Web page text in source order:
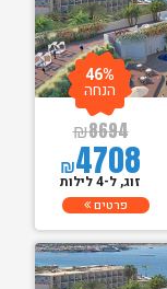
₪8694
₪4708
46%
הנחה
זוג, ל-4 לילות
פרטים